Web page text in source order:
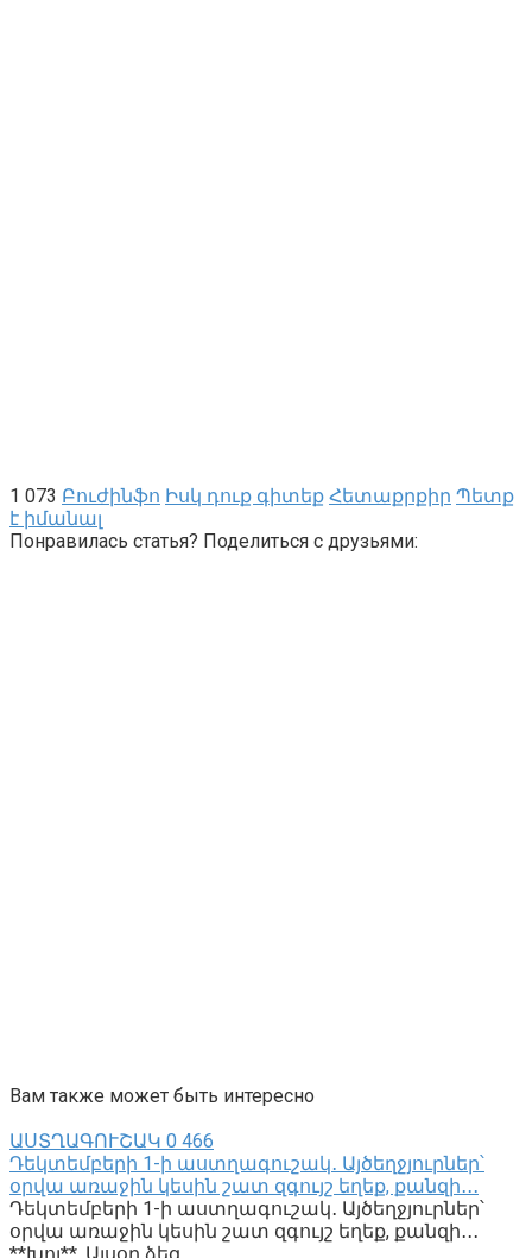
1 073 Բուժինֆո Իսկ դուք գիտեք Հետաքրքիր Պետք
է իմանալ
Понравилась статья? Поделиться с друзьями:
Вам также может быть интересно
ԱՍՏՂԱԳՈՒՇԱԿ 0 466
Դեկտեմբերի 1-ի աստղագուշակ․ Այծեղջյուրներ՝
օրվա առաջին կեսին շատ զգույշ եղեք, քանզի․․․
Դեկտեմբերի 1-ի աստղագուշակ․ Այծեղջյուրներ՝
օրվա առաջին կեսին շատ զգույշ եղեք, քանզի․․․